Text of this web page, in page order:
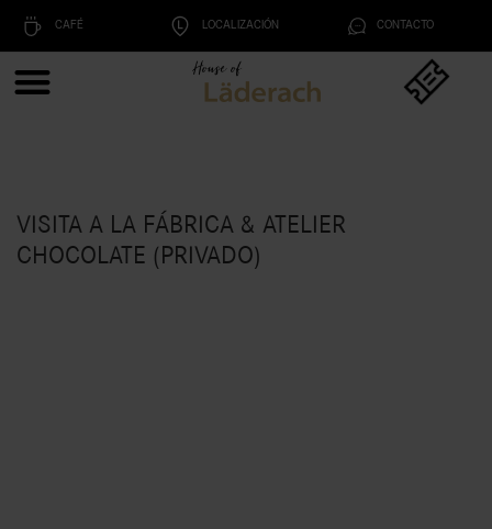
CAFÉ LOCALIZACIÓN CONTACTO
VISITA A LA FÁBRICA & ATELIER
CHOCOLATE (PRIVADO)